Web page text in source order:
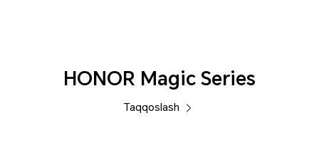
HONOR Magic Series
Taqqoslash